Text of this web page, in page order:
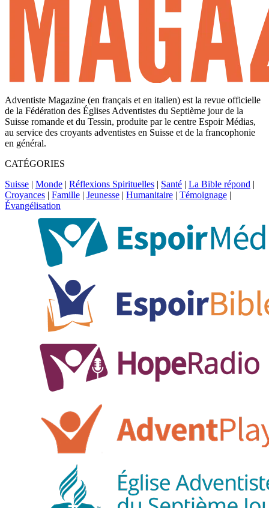
Adventiste Magazine (en français et en italien) est la revue officielle
de la Fédération des Églises Adventistes du Septième jour de la
Suisse romande et du Tessin, produite par le centre Espoir Médias,
au service des croyants adventistes en Suisse et de la francophonie
en général.
CATÉGORIES
Suisse | Monde | Réflexions Spirituelles | Santé | La Bible répond |
Croyances | Famille | Jeunesse | Humanitaire | Témoignage |
Évangélisation